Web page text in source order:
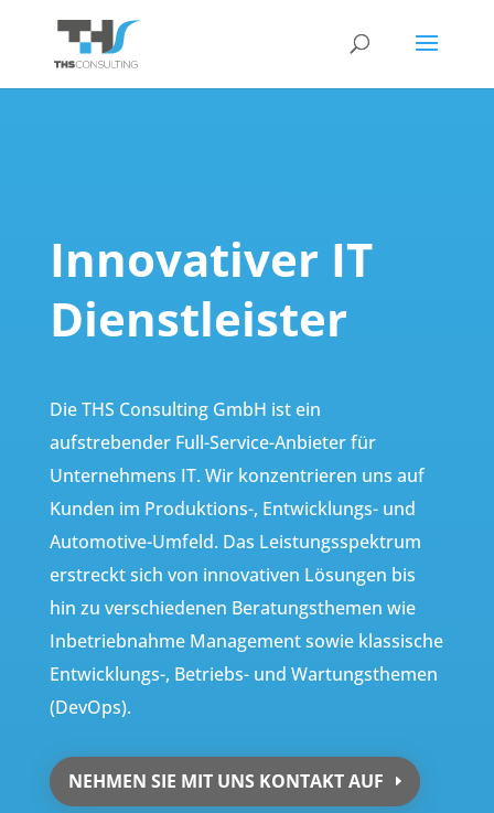
Innovativer IT
Dienstleister
Die THS Consulting GmbH ist ein
aufstrebender Full-Service-Anbieter für
Unternehmens IT. Wir konzentrieren uns auf
Kunden im Produktions-, Entwicklungs- und
Automotive-Umfeld. Das Leistungsspektrum
erstreckt sich von innovativen Lösungen bis
hin zu verschiedenen Beratungsthemen wie
Inbetriebnahme Management sowie klassische
Entwicklungs-, Betriebs- und Wartungsthemen
(DevOps).
NEHMEN SIE MIT UNS KONTAKT AUF